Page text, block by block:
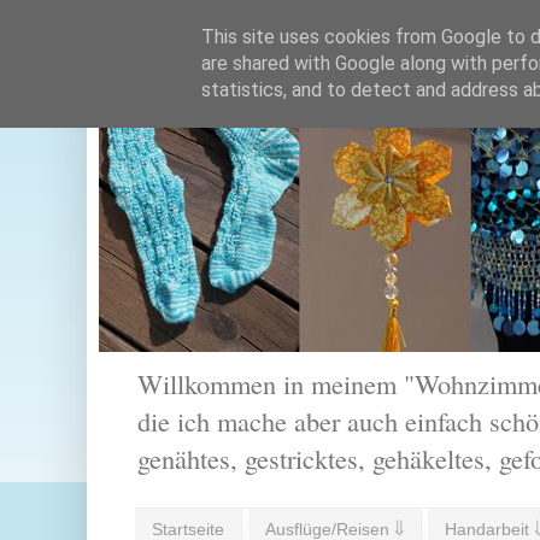
Willkommen in meinem
die ich mache aber auch einfach
genähtes, gestricktes, gehäkeltes,
Startseite Ausflüge/Reisen ⇓ Handarbeit
This site uses cookies from Google to
are shared with Google along with
statistics, and to detect and address